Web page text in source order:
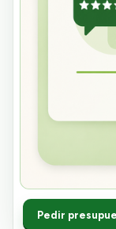
Pedir